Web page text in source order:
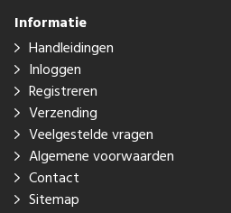
Informatie
Handleidingen
Inloggen
Registreren
Verzending
Veelgestelde vragen
Algemene voorwaarden
Contact
Sitemap